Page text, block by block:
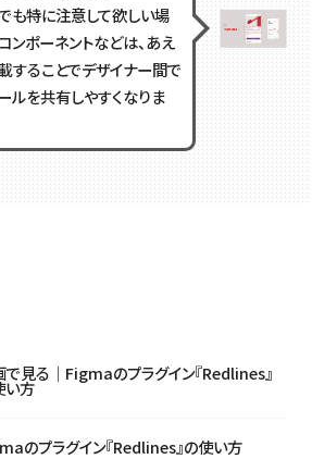
も特に注意して欲しい場
ンポーネントなどは、あえ
することでデザイナー間で
ルを共有しやすくなりま
で見る｜Figmaのプラグイン『Redlines』
い方
のプラグイン『Redlines』の使い方